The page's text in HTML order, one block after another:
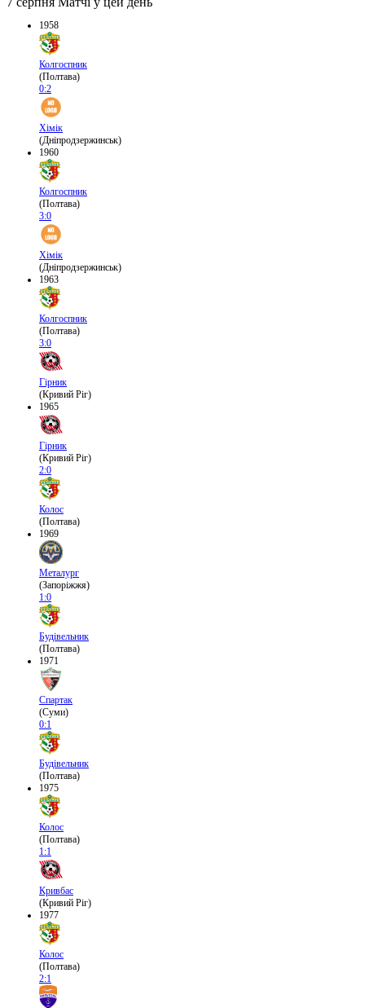
1958
Колгоспник
(Полтава)
0:2
Хімік
(Дніпродзержинськ)
1960
Колгоспник
(Полтава)
3:0
Хімік
(Дніпродзержинськ)
1963
Колгоспник
(Полтава)
3:0
Гірник
(Кривий Ріг)
1965
Гірник
(Кривий Ріг)
2:0
Колос
(Полтава)
1969
Металург
(Запоріжжя)
1:0
Будівельник
(Полтава)
1971
Спартак
(Суми)
0:1
Будівельник
(Полтава)
1975
Колос
(Полтава)
1:1
Кривбас
(Кривий Ріг)
1977
Колос
(Полтава)
2:1